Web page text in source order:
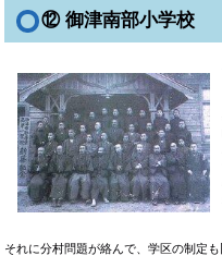
⑫ 御津南部小学校
それに分村問題が絡んで、学区の制定